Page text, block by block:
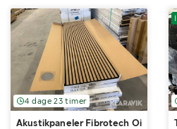
4 dage 23 timer
Akustikpaneler Fibrotech Oiled